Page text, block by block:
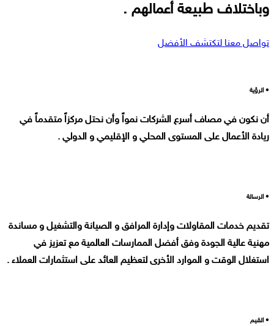
وباختلاف طبيعة أعمالهم .
تواصل معنا لتكتشف الأفضل
• الرؤية
أن نكون في مصاف أسرع الشركات نمواً وأن نحتل مركزاً متقدماً في
ريادة الأعمال على المستوى المحلي و الإقليمي و الدولي .
• الرسالة
تقديم خدمات المقاولات وإدارة المرافق و الصيانة والتشغيل و مساندة
مهنية عالية الجودة وفق أفضل الممارسات العالمية مع تعزيز في
استغلال الوقت و الموارد الأخرى لتعظيم العائد على استثمارات العملاء .
• القيم